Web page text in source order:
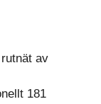
av
181